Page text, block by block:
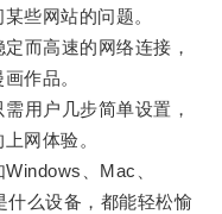
些网站的问题。
而高速的网络连接，
作品。
用户几步简单设置，
网体验。
、Mac、
什么设备，都能轻松愉